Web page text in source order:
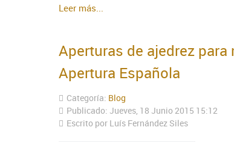
Leer más...
Aperturas de ajedrez
Apertura Española
Categoría: Blog
Publicado: Jueves, 18 Junio 2015 15:12
Escrito por Luís Fernández Siles